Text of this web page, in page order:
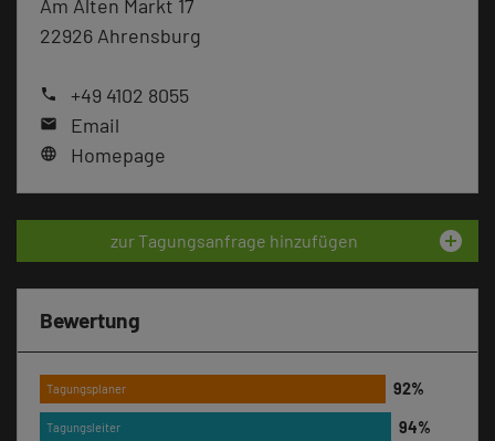
Am Alten Markt 17
22926 Ahrensburg
phone +49 4102 8055
mail Email
language Homepage
zur Tagungsanfrage hinzufügen add_circle
Bewertung
Tagungsplaner
Tagungsleiter